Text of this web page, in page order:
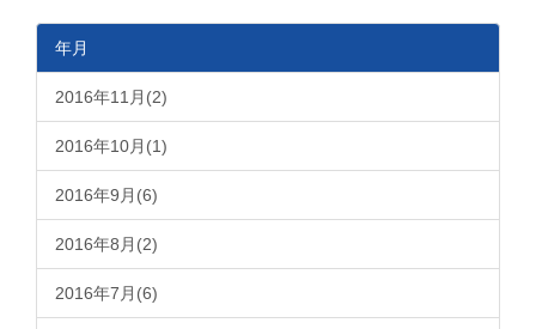
年月
2016年11月(2)
2016年10月(1)
2016年9月(6)
2016年8月(2)
2016年7月(6)